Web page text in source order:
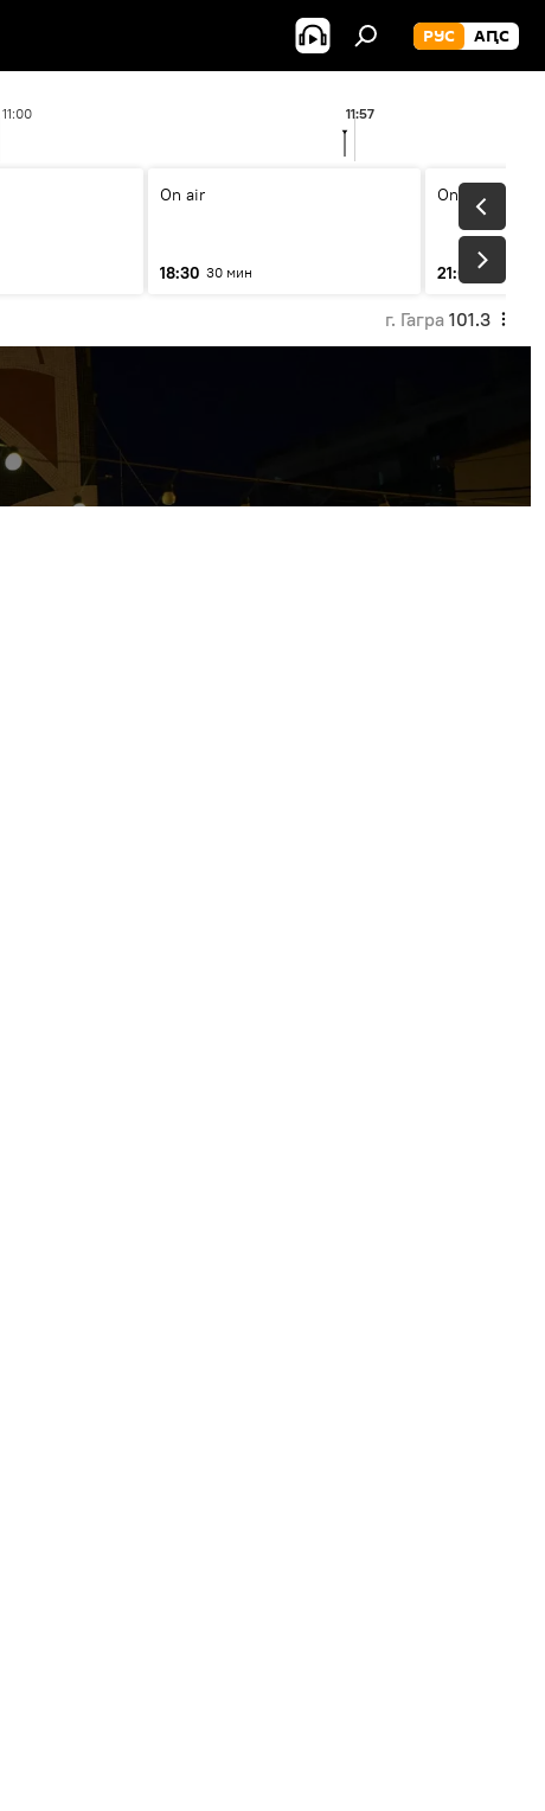
РУС АԤС
11:00 11:57
On air
18:30 30 мин
On air
21:00
г. Гагра 101.3